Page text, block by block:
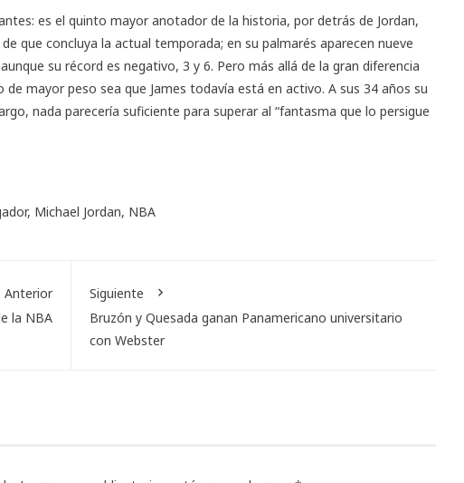
es el quinto mayor anotador de la historia, por detrás de Jordan,
que concluya la actual temporada; en su palmarés aparecen nueve
su récord es negativo, 3 y 6. Pero más allá de la gran diferencia
mayor peso sea que James todavía está en activo. A sus 34 años su
nada parecería suficiente para superar al “fantasma que lo persigue
, Michael Jordan, NBA
Anterior
la NBA
Siguiente
Bruzón y Quesada ganan Panamericano universitario
con Webster